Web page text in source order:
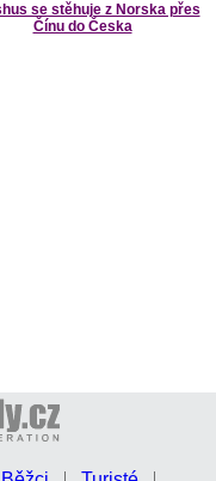
se stěhuje z Norska přes
Čínu do Česka